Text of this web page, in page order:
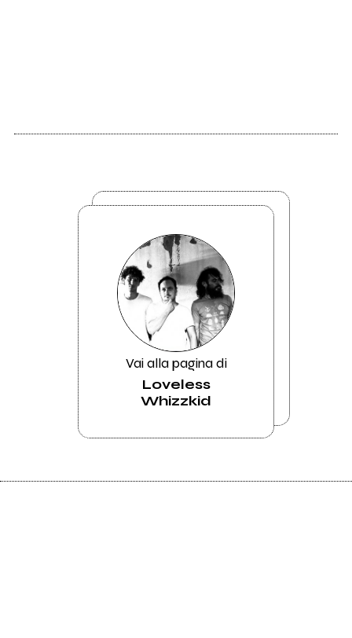
Vai alla pagina di
Loveless
Whizzkid